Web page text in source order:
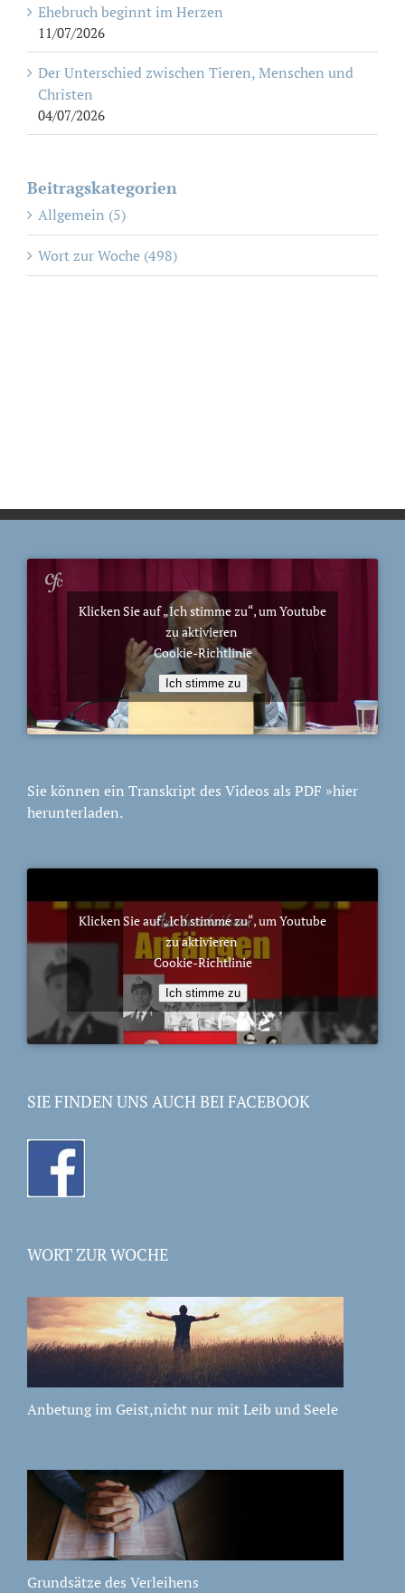
Ehebruch beginnt im Herzen
11/07/2026
Der Unterschied zwischen Tieren, Menschen und
Christen
04/07/2026
Beitragskategorien
Allgemein (5)
Wort zur Woche (498)
Klicken Sie auf „Ich stimme zu“, um Youtube
zu aktivieren
Cookie-Richtlinie
Ich stimme zu
Sie können ein Transkript des Videos als PDF »hier
herunterladen.
Klicken Sie auf „Ich stimme zu“, um Youtube
zu aktivieren
Cookie-Richtlinie
Ich stimme zu
SIE FINDEN UNS AUCH BEI FACEBOOK
WORT ZUR WOCHE
Anbetung im Geist,nicht nur mit Leib und Seele
Grundsätze des Verleihens